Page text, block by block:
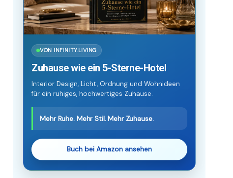
VON INFINITY.LIVING
Zuhause wie ein 5-Sterne-Hotel
Interior Design, Licht, Ordnung und Wohnideen
für ein ruhiges, hochwertiges Zuhause.
Mehr Ruhe. Mehr Stil. Mehr Zuhause.
Buch bei Amazon ansehen